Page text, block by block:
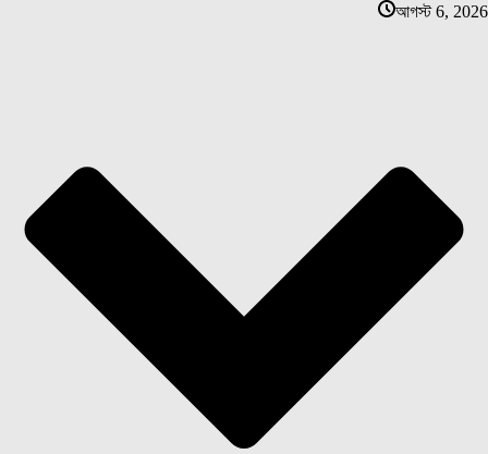
আগস্ট 6, 2026